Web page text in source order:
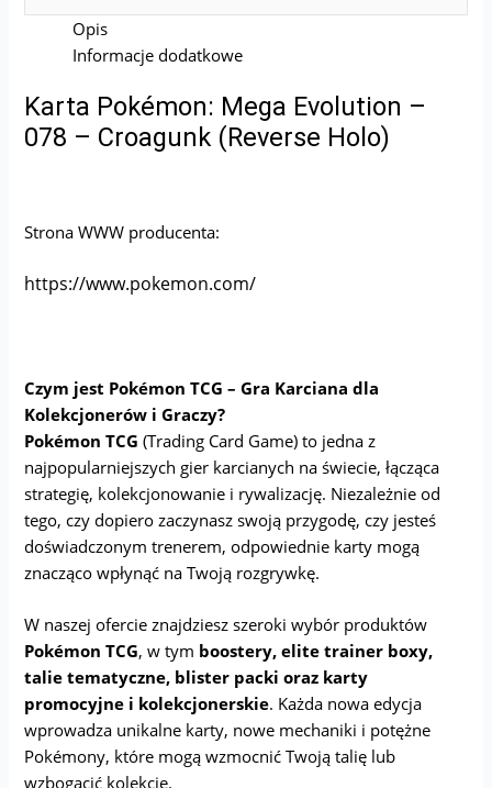
Opis
Informacje dodatkowe
Karta Pokémon: Mega Evolution –
078 – Croagunk (Reverse Holo)
Strona WWW producenta:
https://www.pokemon.com/
Czym jest Pokémon TCG – Gra Karciana dla
Kolekcjonerów i Graczy?
Pokémon TCG (Trading Card Game) to jedna z
najpopularniejszych gier karcianych na świecie, łącząca
strategię, kolekcjonowanie i rywalizację. Niezależnie od
tego, czy dopiero zaczynasz swoją przygodę, czy jesteś
doświadczonym trenerem, odpowiednie karty mogą
znacząco wpłynąć na Twoją rozgrywkę.
W naszej ofercie znajdziesz szeroki wybór produktów
Pokémon TCG, w tym boostery, elite trainer boxy,
talie tematyczne, blister packi oraz karty
promocyjne i kolekcjonerskie. Każda nowa edycja
wprowadza unikalne karty, nowe mechaniki i potężne
Pokémony, które mogą wzmocnić Twoją talię lub
wzbogacić kolekcję.